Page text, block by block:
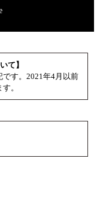
て】
す。2021年4月以前
。